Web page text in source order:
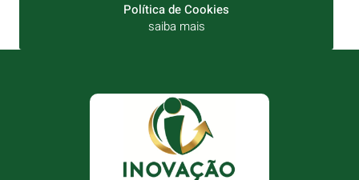
Política de Cookies
saiba mais